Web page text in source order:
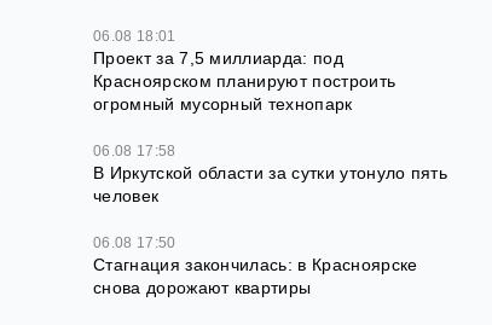
06.08 18:01
Проект за 7,5 миллиарда: под
Красноярском планируют построить
огромный мусорный технопарк
06.08 17:58
В Иркутской области за сутки утонуло пять
человек
06.08 17:50
Стагнация закончилась: в Красноярске
снова дорожают квартиры